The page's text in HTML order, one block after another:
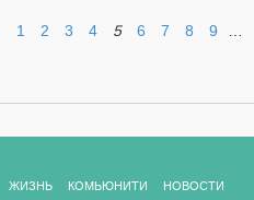
1 2 3 4 5 6 7 8 9 …
ЖИЗНЬ КОМЬЮНИТИ
НОВОСТИ